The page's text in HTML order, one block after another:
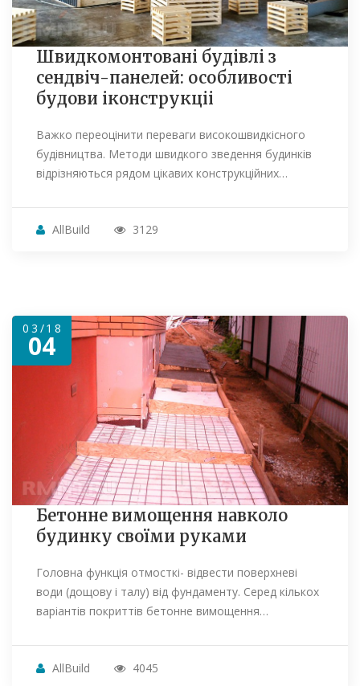
Швидкомонтовані будівлі з
сендвіч-панелей: особливості
будови іконструкціі
Важко переоцінити переваги високошвидкісного
будівництва. Методи швидкого зведення будинків
відрізняються рядом цікавих конструкційних…
AllBuild 3129
03/18
04
Бетонне вимощення навколо
будинку своїми руками
Головна функція отмосткі- відвести поверхневі
води (дощову і талу) від фундаменту. Серед кількох
варіантів покриттів бетонне вимощення…
AllBuild 4045